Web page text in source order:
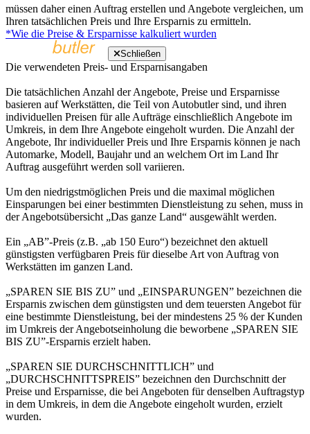
müssen daher einen Auftrag erstellen und Angebote vergleichen, um
Ihren tatsächlichen Preis und Ihre Ersparnis zu ermitteln.
*Wie die Preise & Ersparnisse kalkuliert wurden
Schließen
Die verwendeten Preis- und Ersparnisangaben
Die tatsächlichen Anzahl der Angebote, Preise und Ersparnisse
basieren auf Werkstätten, die Teil von Autobutler sind, und ihren
individuellen Preisen für alle Aufträge einschließlich Angebote im
Umkreis, in dem Ihre Angebote eingeholt wurden. Die Anzahl der
Angebote, Ihr individueller Preis und Ihre Ersparnis können je nach
Automarke, Modell, Baujahr und an welchem Ort im Land Ihr
Auftrag ausgeführt werden soll variieren.
Um den niedrigstmöglichen Preis und die maximal möglichen
Einsparungen bei einer bestimmten Dienstleistung zu sehen, muss in
der Angebotsübersicht „Das ganze Land“ ausgewählt werden.
Ein „AB”-Preis (z.B. „ab 150 Euro“) bezeichnet den aktuell
günstigsten verfügbaren Preis für dieselbe Art von Auftrag von
Werkstätten im ganzen Land.
„SPAREN SIE BIS ZU” und „EINSPARUNGEN” bezeichnen die
Ersparnis zwischen dem günstigsten und dem teuersten Angebot für
eine bestimmte Dienstleistung, bei der mindestens 25 % der Kunden
im Umkreis der Angebotseinholung die beworbene „SPAREN SIE
BIS ZU”-Ersparnis erzielt haben.
„SPAREN SIE DURCHSCHNITTLICH” und
„DURCHSCHNITTSPREIS” bezeichnen den Durchschnitt der
Preise und Ersparnisse, die bei Angeboten für denselben Auftragstyp
in dem Umkreis, in dem die Angebote eingeholt wurden, erzielt
wurden.